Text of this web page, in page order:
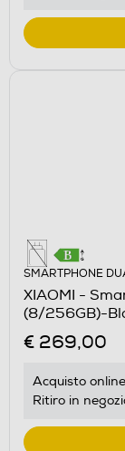
SMARTPHONE
XIAOMI -
(8/256GB)-
€ 269,00
Acquisto
Ritiro in